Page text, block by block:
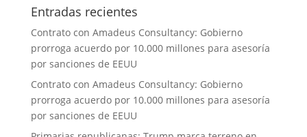
Entradas recientes
Contrato con Amadeus Consultancy: Gobierno
prorroga acuerdo por 10.000 millones para asesoría
por sanciones de EEUU
Contrato con Amadeus Consultancy: Gobierno
prorroga acuerdo por 10.000 millones para asesoría
por sanciones de EEUU